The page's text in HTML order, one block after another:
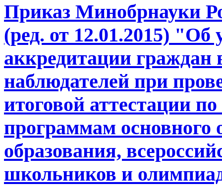
Приказ Минобрнауки
(ред. от 12.01.2015)
аккредитации граждан
наблюдателей при
итоговой аттестации
программам основного
образования,
школьников и